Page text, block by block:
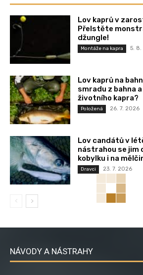
Lov kaprů v
Přelstěte
džungle!
Montáže na kapra 5.
Lov kaprů na
smradu z bahna
životního kapra?
Položená 26. 7. 2026
Lov candátů v
nástrahou se jim
kobylku i na
Dravci 23. 7. 2026
NÁVODY A NÁSTRAHY